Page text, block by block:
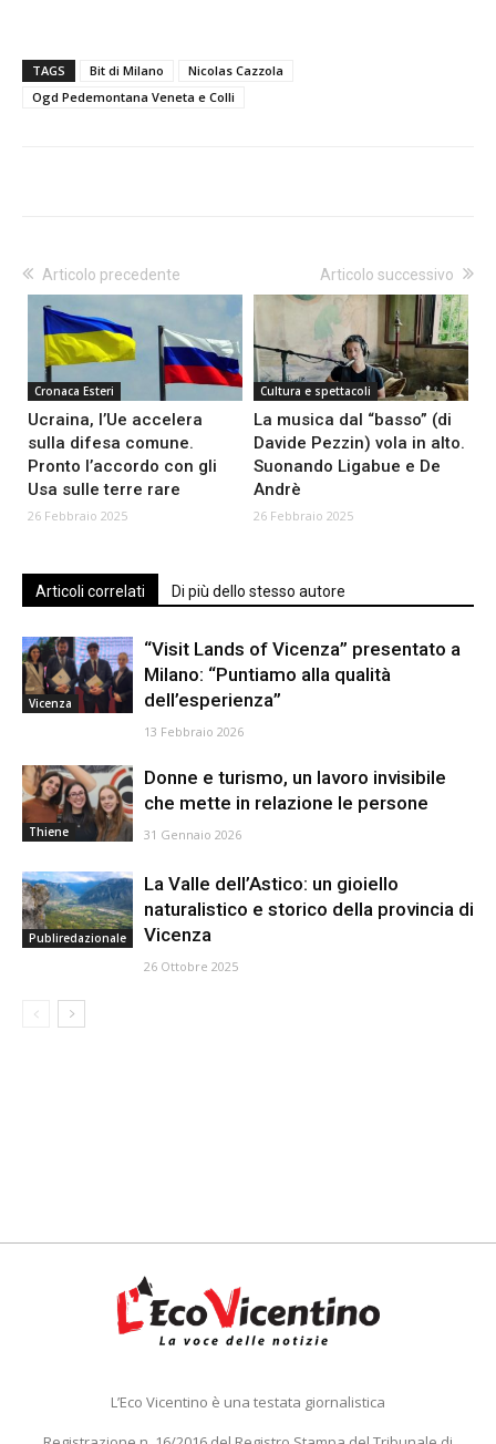
TAGS Bit di Milano
Nicolas Cazzola
Ogd Pedemontana Veneta e Colli
Articolo precedente
Cronaca Esteri
Ucraina, l’Ue accelera
sulla difesa comune.
Pronto l’accordo con gli
Usa sulle terre rare
26 Febbraio 2025
Articolo successivo
Cultura e spettacoli
La musica dal “basso” (di
Davide Pezzin) vola in alto.
Suonando Ligabue e De
Andrè
26 Febbraio 2025
Articoli correlati Di più dello stesso autore
Vicenza
“Visit Lands of Vicenza” presentato a
Milano: “Puntiamo alla qualità
dell’esperienza”
13 Febbraio 2026
Thiene
Donne e turismo, un lavoro invisibile
che mette in relazione le persone
31 Gennaio 2026
Publiredazionale
La Valle dell’Astico: un gioiello
naturalistico e storico della provincia di
Vicenza
26 Ottobre 2025
L’Eco Vicentino è una testata giornalistica